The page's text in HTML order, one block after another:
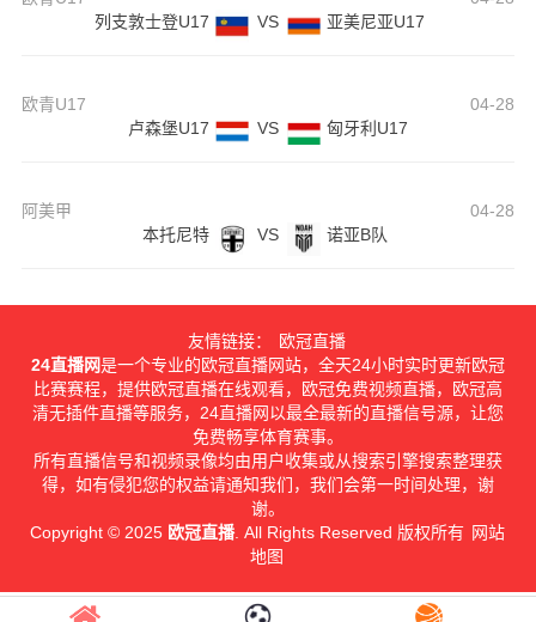
列支敦士登U17
VS 亚美尼亚U17
欧青U17
04-28
卢森堡U17
VS 匈牙利U17
阿美甲
04-28
本托尼特
VS 诺亚B队
友情链接：
欧冠直播
24直播网是一个专业的欧冠直播网站，全天24小时实时更新欧冠
比赛赛程，提供欧冠直播在线观看，欧冠免费视频直播，欧冠高
清无插件直播等服务，24直播网以最全最新的直播信号源，让您
免费畅享体育赛事。
所有直播信号和视频录像均由用户收集或从搜索引擎搜索整理获
得，如有侵犯您的权益请通知我们，我们会第一时间处理，谢
谢。
Copyright © 2025 欧冠直播. All Rights Reserved 版权所有 网站
地图